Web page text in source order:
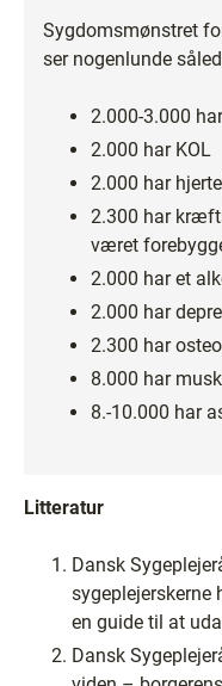
Sygdomsmønstret
ser nogenlunde
2.000-3.000
2.000 har KOL
2.000 har
2.300 har
været
2.000 har et
2.000 har
2.300 har
8.000 har
8.-10.000 har
Litteratur
Dansk
sygeplejerskerne
en guide til at
Dansk